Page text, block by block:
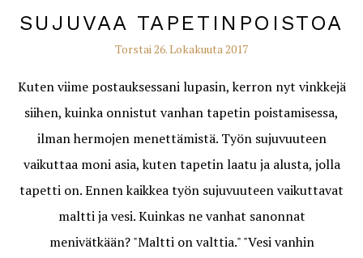
SUJUVAA TAPETINPOISTOA
Torstai 26. Lokakuuta 2017
Kuten viime postauksessani lupasin, kerron nyt vinkkejä
siihen, kuinka onnistut vanhan tapetin poistamisessa,
ilman hermojen menettämistä. Työn sujuvuuteen
vaikuttaa moni asia, kuten tapetin laatu ja alusta, jolla
tapetti on. Ennen kaikkea työn sujuvuuteen vaikuttavat
maltti ja vesi. Kuinkas ne vanhat sanonnat
menivätkään? "Maltti on valttia." "Vesi vanhin